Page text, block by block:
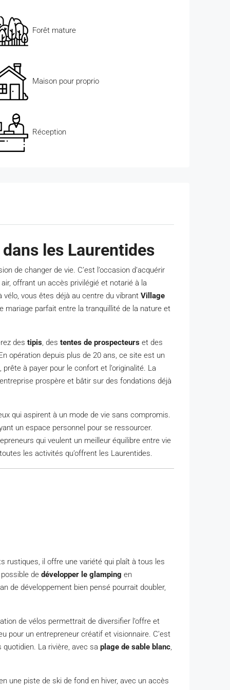
Forêt mature
Maison pour proprio
Réception
les Laurentides
de changer de vie. C’est l’occasion d’acquérir
offrant un accès privilégié et notarié à la
vous êtes déjà au centre du vibrant Village
mariage parfait entre la tranquillité de la nature et
des tipis, des tentes de prospecteurs et des
opération depuis plus de 20 ans, ce site est un
à payer pour le confort et l’originalité. La
prospère et bâtir sur des fondations déjà
qui aspirent à un mode de vie sans compromis.
un espace personnel pour se ressourcer.
qui veulent un meilleur équilibre entre vie
les activités qu’offrent les Laurentides.
rustiques, il offre une variété qui plaît à tous les
de développer le glamping en
de développement bien pensé pourrait doubler,
de vélos permettrait de diversifier l’offre et
pour un entrepreneur créatif et visionnaire. C’est
La rivière, avec sa plage de sable blanc,
une piste de ski de fond en hiver, avec un accès